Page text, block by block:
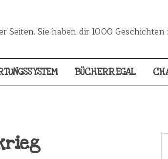
Seiten. Sie haben dir 1000 Geschichten
BÜCHERREGAL